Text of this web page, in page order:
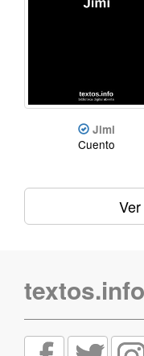
Jimi
Cuento
textos.info